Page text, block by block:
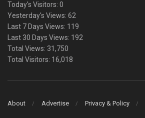
Today's Visitors: 0
Yesterday's Views: 62
Last 7 Days Views: 119
Last 30 Days Views: 192
Total Views: 31,750
Total Visitors: 16,018
About Advertise Privacy & Policy